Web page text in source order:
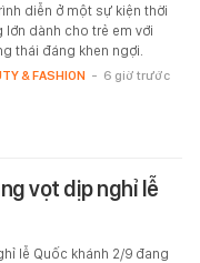
diễn ở một sự kiện thời
lớn dành cho trẻ em với
thái đáng khen ngợi.
& FASHION - 6 giờ trước
vọt dịp nghỉ lễ
lễ Quốc khánh 2/9 đang